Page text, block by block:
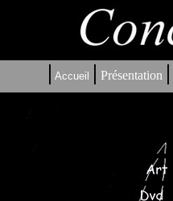
| Accueil | Présentation |